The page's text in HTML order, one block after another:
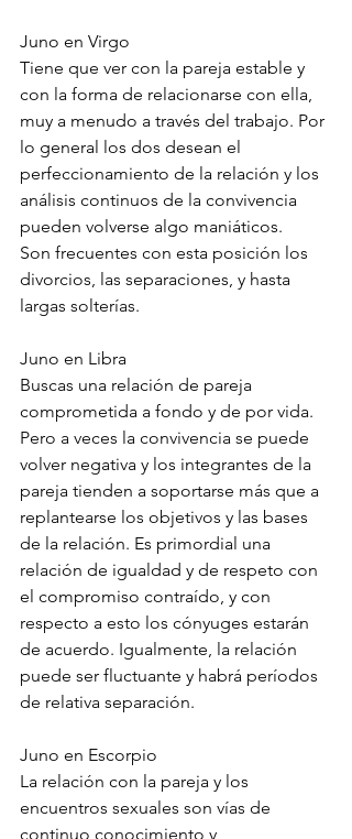
Juno en Virgo
Tiene que ver con la pareja estable y
con la forma de relacionarse con ella,
muy a menudo a través del trabajo. Por
lo general los dos desean el
perfeccionamiento de la relación y los
análisis continuos de la convivencia
pueden volverse algo maniáticos.
Son frecuentes con esta posición los
divorcios, las separaciones, y hasta
largas solterías.
Juno en Libra
Buscas una relación de pareja
comprometida a fondo y de por vida.
Pero a veces la convivencia se puede
volver negativa y los integrantes de la
pareja tienden a soportarse más que a
replantearse los objetivos y las bases
de la relación. Es primordial una
relación de igualdad y de respeto con
el compromiso contraído, y con
respecto a esto los cónyuges estarán
de acuerdo. Igualmente, la relación
puede ser fluctuante y habrá períodos
de relativa separación.
Juno en Escorpio
La relación con la pareja y los
encuentros sexuales son vías de
continuo conocimiento y